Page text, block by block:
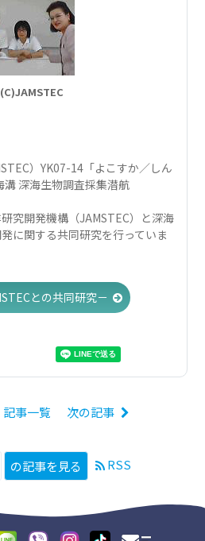
）YK07-14「よこすか／しん
深海生物調査採集潜航
究開発機構（JAMSTEC）と深海
に関する共同研究を行っていま
との共同研究－
記事一覧 次の記事
の記事を見る RSS